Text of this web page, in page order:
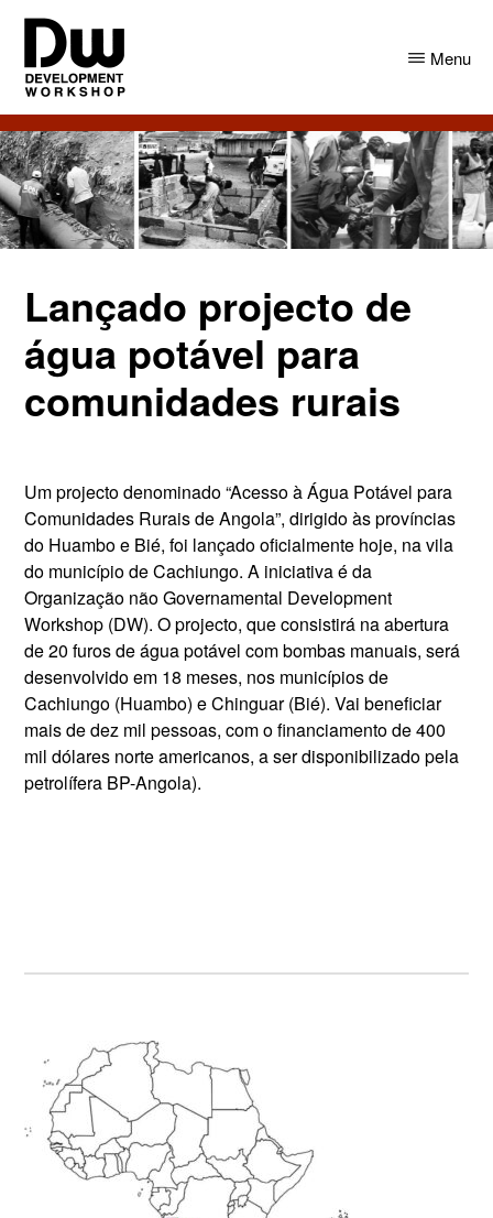
Skip
main
content
Skip
primary
sidebar
DW
Angola
Development
Workshop
Angola
Menu
Lançado projecto de
água potável para
comunidades rurais
Um projecto denominado “Acesso à Água Potável para
Comunidades Rurais de Angola”, dirigido às províncias
do Huambo e Bié, foi lançado oficialmente hoje, na vila
do município de Cachiungo. A iniciativa é da
Organização não Governamental Development
Workshop (DW). O projecto, que consistirá na abertura
de 20 furos de água potável com bombas manuais, será
desenvolvido em 18 meses, nos municípios de
Cachiungo (Huambo) e Chinguar (Bié). Vai beneficiar
mais de dez mil pessoas, com o financiamento de 400
mil dólares norte americanos, a ser disponibilizado pela
petrolífera BP-Angola).
Primary
Sidebar